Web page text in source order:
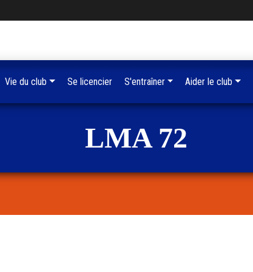
LMA 72
Vie du club Se licencier S'entraîner Aider le club